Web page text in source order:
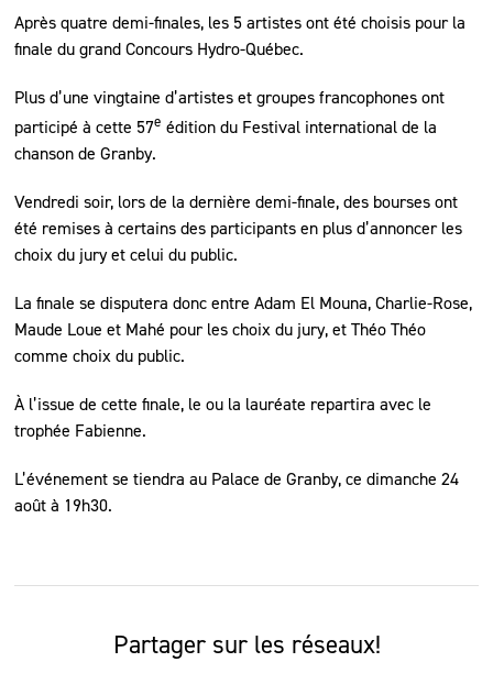
Après quatre demi-finales, les 5 artistes ont été choisis pour la
finale du grand Concours Hydro-Québec.
Plus d’une vingtaine d’artistes et groupes francophones ont
participé à cette 57e édition du Festival international de la
chanson de Granby.
Vendredi soir, lors de la dernière demi-finale, des bourses ont
été remises à certains des participants en plus d’annoncer les
choix du jury et celui du public.
La finale se disputera donc entre Adam El Mouna, Charlie-Rose,
Maude Loue et Mahé pour les choix du jury, et Théo Théo
comme choix du public.
À l’issue de cette finale, le ou la lauréate repartira avec le
trophée Fabienne.
L’événement se tiendra au Palace de Granby, ce dimanche 24
août à 19h30.
Partager sur les réseaux!